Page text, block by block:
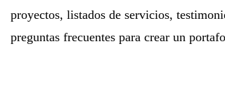
proyectos, listados de servicios,
preguntas frecuentes para crear un